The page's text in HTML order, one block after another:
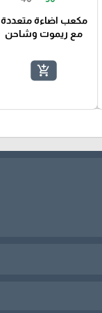
مكعب اضاءة متعددة
مع ريموت وشاحن
add_shopping_cart